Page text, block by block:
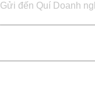
Gửi đến Quí Doanh